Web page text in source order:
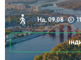
Нд, 09.08